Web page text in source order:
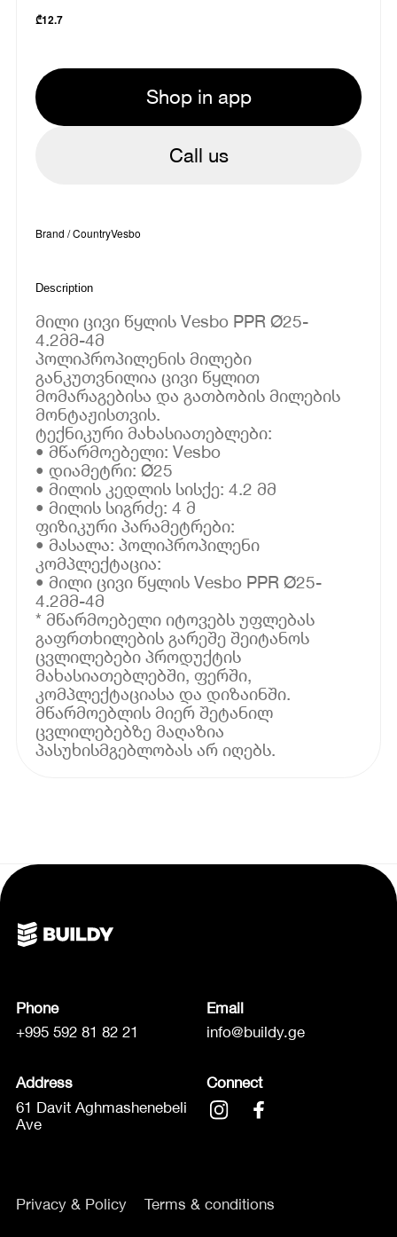
₾12.7
Shop in app
Call us
Brand / CountryVesbo
Description
მილი ცივი წყლის Vesbo PPR Ø25-
4.2მმ-4მ
პოლიპროპილენის მილები
განკუთვნილია ცივი წყლით
მომარაგებისა და გათბობის მილების
მონტაჟისთვის.
ტექნიკური მახასიათებლები:
• მწარმოებელი: Vesbo
• დიამეტრი: Ø25
• მილის კედლის სისქე: 4.2 მმ
• მილის სიგრძე: 4 მ
ფიზიკური პარამეტრები:
• მასალა: პოლიპროპილენი
კომპლექტაცია:
• მილი ცივი წყლის Vesbo PPR Ø25-
4.2მმ-4მ
* მწარმოებელი იტოვებს უფლებას
გაფრთხილების გარეშე შეიტანოს
ცვლილებები პროდუქტის
მახასიათებლებში, ფერში,
კომპლექტაციასა და დიზაინში.
მწარმოებლის მიერ შეტანილ
ცვლილებებზე მაღაზია
პასუხისმგებლობას არ იღებს.
Phone
+995 592 81 82 21
Email
info@buildy.ge
Address
61 Davit Aghmashenebeli
Ave
Connect
Privacy & Policy Terms & conditions